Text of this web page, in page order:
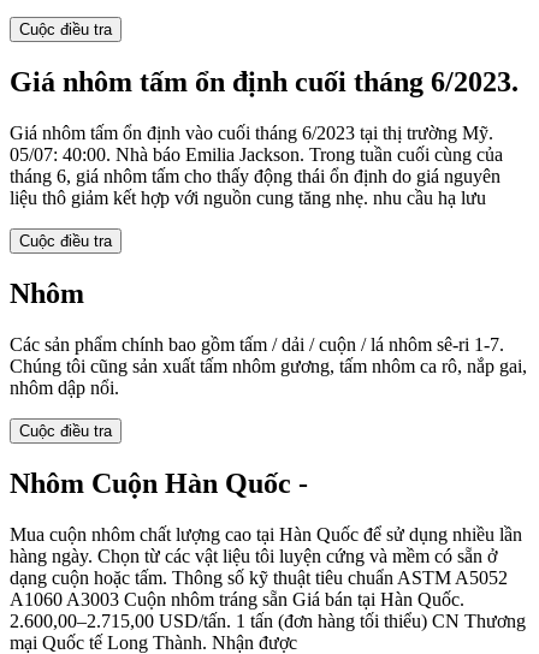
Cuộc điều tra
Giá nhôm tấm ổn định cuối tháng 6/2023.
Giá nhôm tấm ổn định vào cuối tháng 6/2023 tại thị trường Mỹ.
05/07: 40:00. Nhà báo Emilia Jackson. Trong tuần cuối cùng của
tháng 6, giá nhôm tấm cho thấy động thái ổn định do giá nguyên
liệu thô giảm kết hợp với nguồn cung tăng nhẹ. nhu cầu hạ lưu
Cuộc điều tra
Nhôm
Các sản phẩm chính bao gồm tấm / dải / cuộn / lá nhôm sê-ri 1-7.
Chúng tôi cũng sản xuất tấm nhôm gương, tấm nhôm ca rô, nắp gai,
nhôm dập nổi.
Cuộc điều tra
Nhôm Cuộn Hàn Quốc -
Mua cuộn nhôm chất lượng cao tại Hàn Quốc để sử dụng nhiều lần
hàng ngày. Chọn từ các vật liệu tôi luyện cứng và mềm có sẵn ở
dạng cuộn hoặc tấm. Thông số kỹ thuật tiêu chuẩn ASTM A5052
A1060 A3003 Cuộn nhôm tráng sẵn Giá bán tại Hàn Quốc.
2.600,00–2.715,00 USD/tấn. 1 tấn (đơn hàng tối thiểu) CN Thương
mại Quốc tế Long Thành. Nhận được